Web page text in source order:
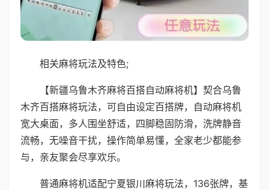
相关麻将玩法及特色;
【新疆乌鲁木齐麻将百搭自动麻将机】契合乌鲁
木齐百搭麻将玩法，可自由设定百搭牌，自动麻将机
宽大桌面，多人围坐舒适，四脚稳固防滑，洗牌静音
流畅，无噪音干扰，操作简单易懂，全家老少都能参
与，亲友聚会尽享欢乐。
普通麻将机适配宁夏银川麻将玩法，136张牌，基